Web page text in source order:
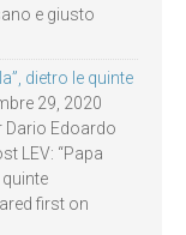
e giusto
dietro le quinte
29, 2020
Edoardo
LEV: “Papa
first on